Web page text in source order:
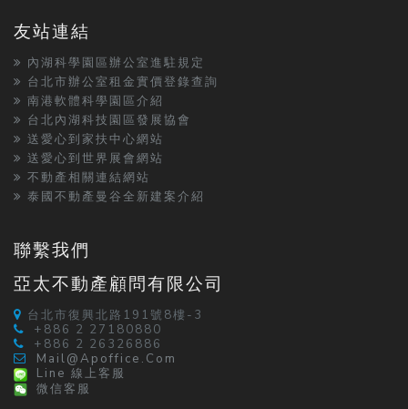
友站連結
內湖科學園區辦公室進駐規定
台北市辦公室租金實價登錄查詢
南港軟體科學園區介紹
台北內湖科技園區發展協會
送愛心到家扶中心網站
送愛心到世界展會網站
不動產相關連結網站
泰國不動產曼谷全新建案介紹
聯繫我們
亞太不動產顧問有限公司
台北市復興北路191號8樓-3
+886 2 27180880
+886 2 26326886
Mail@apoffice.com
Line 線上客服
微信客服